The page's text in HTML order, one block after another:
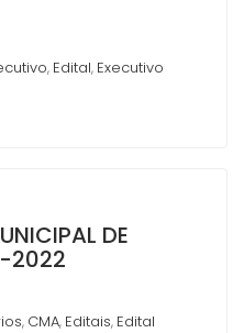
, Edital, Executivo
DE
2022
, CMA, Editais, Edital